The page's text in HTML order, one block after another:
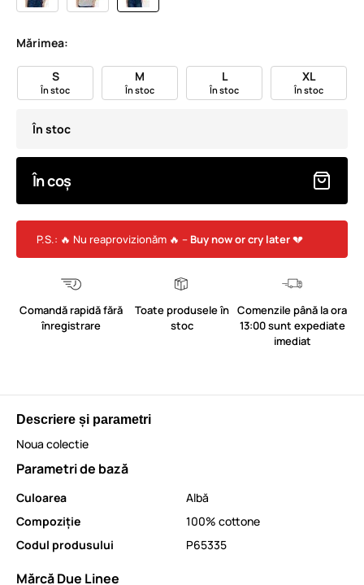
Mărimea:
S
În stoc
M
În stoc
L
În stoc
XL
În stoc
În stoc
În coș
P.S.: 🔥 Nu reaprovizionăm 🔥 – Buy now or cry later💔
Comandă rapidă fără
înregistrare
Toate produsele în
stoc
Comenzile până la ora
13:00 sunt expediate
imediat
Descriere și parametri
Noua colectie
Parametri de bază
Culoarea
Albă
Compoziție
100% cottone
Codul produsului
P65335
Mărcă Due Linee